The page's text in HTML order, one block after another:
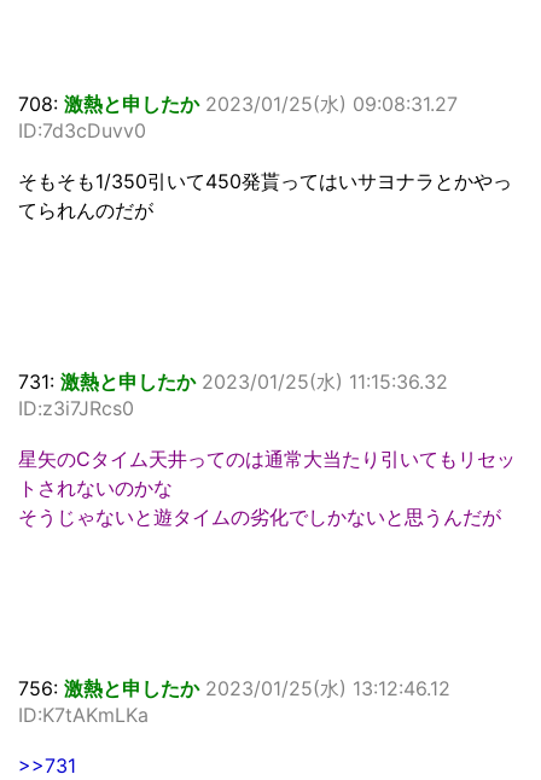
708: 激熱と申したか 2023/01/25(水) 09:08:31.27
ID:7d3cDuvv0
そもそも1/350引いて450発貰ってはいサヨナラとかやっ
てられんのだが
731: 激熱と申したか 2023/01/25(水) 11:15:36.32
ID:z3i7JRcs0
星矢のCタイム天井ってのは通常大当たり引いてもリセッ
トされないのかな
そうじゃないと遊タイムの劣化でしかないと思うんだが
756: 激熱と申したか 2023/01/25(水) 13:12:46.12
ID:K7tAKmLKa
>>731